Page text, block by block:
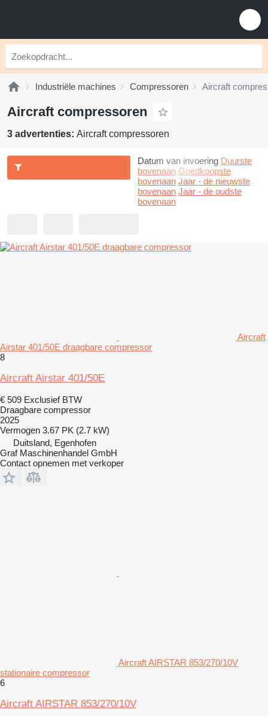
Industriële machines Compressoren Aircraft
Aircraft compressoren
3 advertenties: Aircraft compressoren
Datum van invoering Duurste
bovenaan Goedkoopste
bovenaan Jaar - de nieuwste
bovenaan Jaar - de oudste
bovenaan
Aircraft
Airstar 401/50E draagbare compressor
8
Aircraft Airstar 401/50E
€ 509 Exclusief BTW
Draagbare compressor
2025
Vermogen 3.67 PK (2.7 kW)
Duitsland, Egenhofen
Graf Maschinenhandel GmbH
Contact opnemen met verkoper
Aircraft AIRSTAR 853/270/10V
stationaire compressor
6
Aircraft AIRSTAR 853/270/10V